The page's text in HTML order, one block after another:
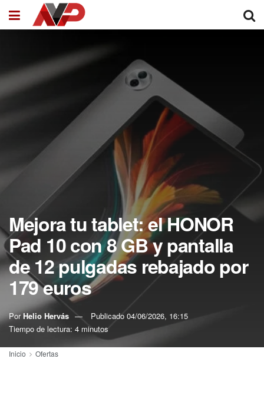
Mejora tu tablet: el HONOR
Pad 10 con 8 GB y pantalla
de 12 pulgadas rebajado por
179 euros
Por Helio Hervás Publicado 04/06/2026, 16:15
Tiempo de lectura: 4 minutos
Inicio Ofertas